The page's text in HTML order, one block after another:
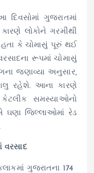
દિવસોમાં ગુજરાતમાં
લોકોને ગરમીથી
હતા કે ચોમાસું પૂરું થઈ
રૂપમાં ચોમાસું
જણાવ્યા અનુસાર,
રહેશે. આના કારણે
કેટલીક સમસ્યાઓનો
ઘણા જિલ્લાઓમાં રેડ
વરસાદ
ગુજરાતના 174